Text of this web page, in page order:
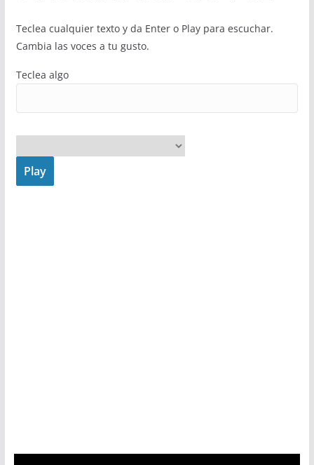
Teclea cualquier texto y da Enter o Play para escuchar.
Cambia las voces a tu gusto.
Teclea algo
Play